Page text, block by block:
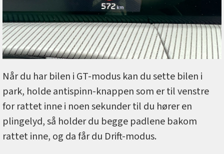
Når du har bilen i GT-modus kan du sette bilen i
park, holde antispinn-knappen som er til venstre
for rattet inne i noen sekunder til du hører en
plingelyd, så holder du begge padlene bakom
rattet inne, og da får du Drift-modus.